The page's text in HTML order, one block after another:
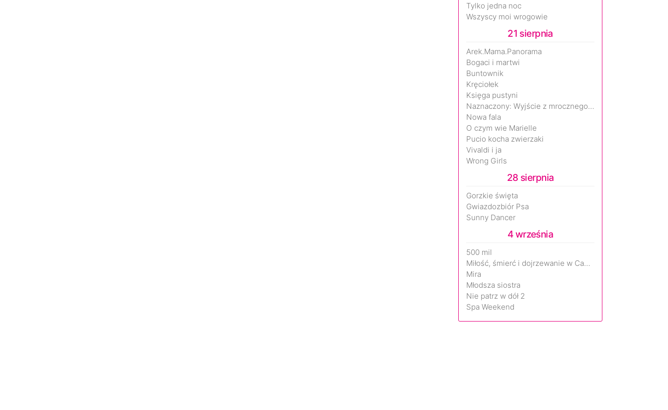
Tylko jedna noc
Wszyscy moi wrogowie
21 sierpnia
Arek.Mama.Panorama
Bogaci i martwi
Buntownik
Kręciołek
Księga pustyni
Naznaczony: Wyjście z mrocznego wymiaru
Nowa fala
O czym wie Marielle
Pucio kocha zwierzaki
Vivaldi i ja
Wrong Girls
28 sierpnia
Gorzkie święta
Gwiazdozbiór Psa
Sunny Dancer
4 września
500 mil
Miłość, śmierć i dojrzewanie w Camp Miasma
Mira
Młodsza siostra
Nie patrz w dół 2
Spa Weekend